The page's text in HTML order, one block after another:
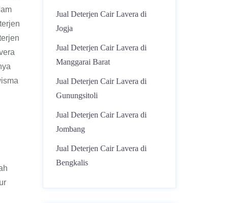
Jual Deterjen Cair Lavera di
Jogja
Jual Deterjen Cair Lavera di
Manggarai Barat
Jual Deterjen Cair Lavera di
Gunungsitoli
Jual Deterjen Cair Lavera di
Jombang
Jual Deterjen Cair Lavera di
Bengkalis